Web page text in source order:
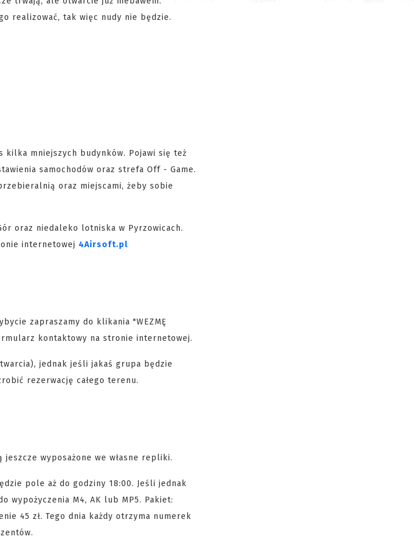
realizować, tak więc nudy nie będzie.
kilka mniejszych budynków. Pojawi się też
samochodów oraz strefa Off - Game.
oraz miejscami, żeby sobie
oraz niedaleko lotniska w Pyrzowicach.
internetowej 4Airsoft.pl
zapraszamy do klikania "WEZMĘ
kontaktowy na stronie internetowej.
jednak jeśli jakaś grupa będzie
rezerwację całego terenu.
wyposażone we własne repliki.
pole aż do godziny 18:00. Jeśli jednak
M4, AK lub MP5. Pakiet:
45 zł. Tego dnia każdy otrzyma numerek